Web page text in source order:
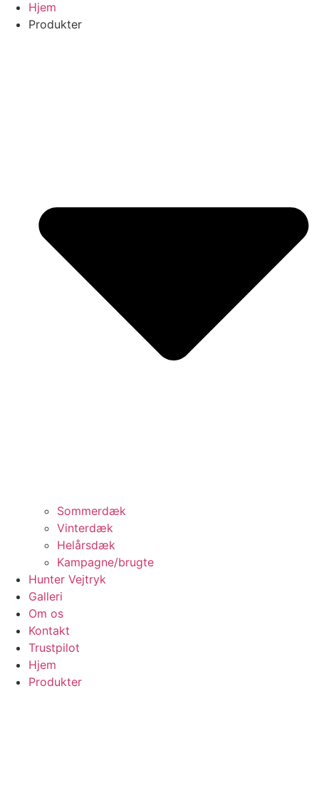
Hjem
Produkter
Sommerdæk
Vinterdæk
Helårsdæk
Kampagne/brugte
Hunter Vejtryk
Galleri
Om os
Kontakt
Trustpilot
Hjem
Produkter